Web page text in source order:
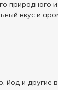
природного
вкус и
йод и другие